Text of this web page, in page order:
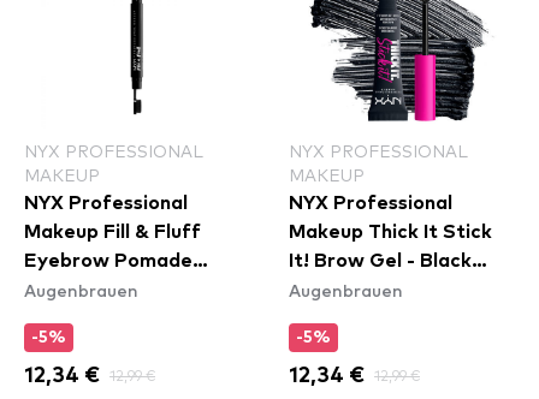
NYX PROFESSIONAL
MAKEUP
NYX Professional
Makeup Fill & Fluff
Eyebrow Pomade
Pencil - Clear
Augenbrauen
-5%
12,34 € 12,99 €
NYX PROFESSIONAL
MAKEUP
NYX Professional
Makeup Thick It Stick
It! Brow Gel - Black
(TISI08)
Augenbrauen
-5%
12,34 € 12,99 €